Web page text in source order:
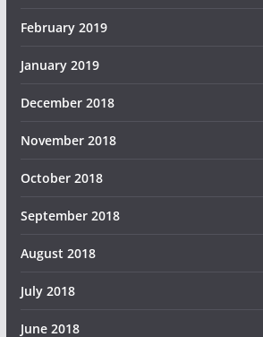
February 2019
January 2019
December 2018
November 2018
October 2018
September 2018
August 2018
July 2018
June 2018